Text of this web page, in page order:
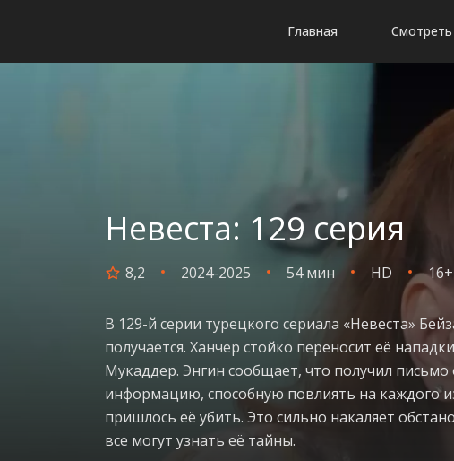
Главная Смотреть
Невеста: 129 серия
8,2 2024-2025 54 мин HD 16+
В 129-й серии турецкого сериала «Невеста»
получается. Ханчер стойко переносит её
Мукаддер. Энгин сообщает, что получил
информацию, способную повлиять на каждого
пришлось её убить. Это сильно накаляет
все могут узнать её тайны.